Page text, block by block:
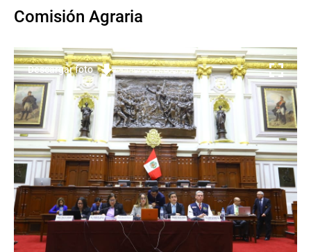
Comisión Agraria
Descargar foto